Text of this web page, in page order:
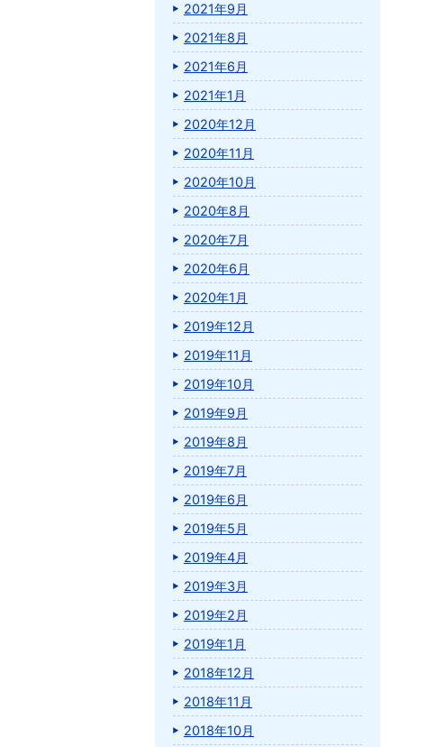
2021年9月
2021年8月
2021年6月
2021年1月
2020年12月
2020年11月
2020年10月
2020年8月
2020年7月
2020年6月
2020年1月
2019年12月
2019年11月
2019年10月
2019年9月
2019年8月
2019年7月
2019年6月
2019年5月
2019年4月
2019年3月
2019年2月
2019年1月
2018年12月
2018年11月
2018年10月